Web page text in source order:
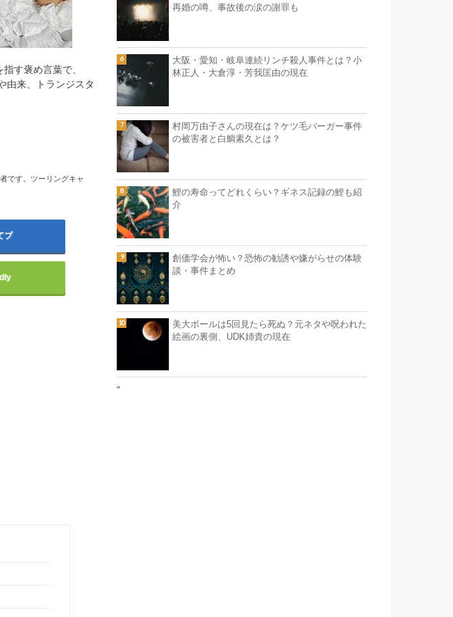
す褒め言葉で、
由来、トランジスタ
です。ツーリングキャ
ブ
再婚の噂、事故後の涙の謝罪も
大阪・愛知・岐阜連続リンチ殺人事件とは？小
林正人・大倉淳・芳我匡由の現在
村岡万由子さんの現在は？ケツ毛バーガー事件
の被害者と白鯛素久とは？
鯉の寿命ってどれくらい？ギネス記録の鯉も紹
介
創価学会が怖い？恐怖の勧誘や嫌がらせの体験
談・事件まとめ
美大ボールは5回見たら死ぬ？元ネタや呪われた
絵画の裏側、UDK姉貴の現在
"